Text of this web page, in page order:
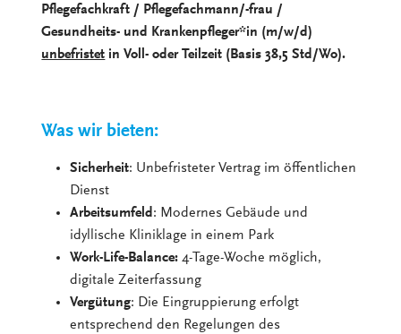
Pflegefachkraft / Pflegefachmann/-frau /
Gesundheits- und Krankenpfleger*in (m/w/d)
unbefristet in Voll- oder Teilzeit (Basis 38,5 Std/Wo).
Was wir bieten:
Sicherheit: Unbefristeter Vertrag im öffentlichen
Dienst
Arbeitsumfeld: Modernes Gebäude und
idyllische Kliniklage in einem Park
Work-Life-Balance: 4-Tage-Woche möglich,
digitale Zeiterfassung
Vergütung: Die Eingruppierung erfolgt
entsprechend den Regelungen des